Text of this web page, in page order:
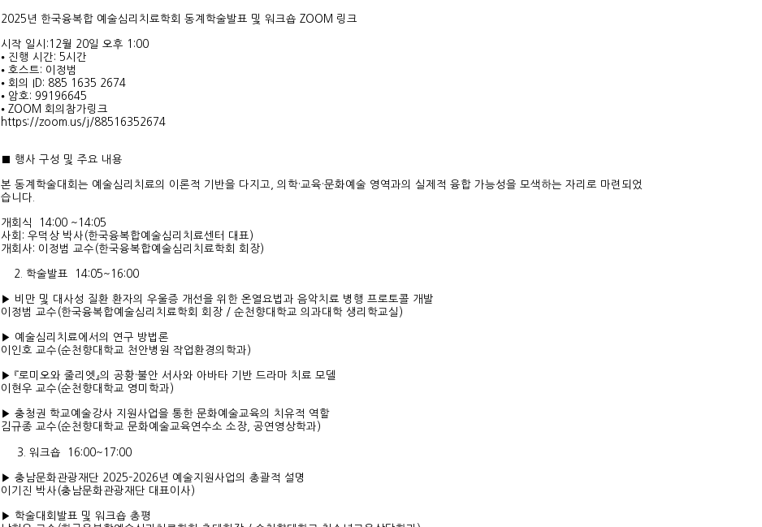
2025년 한국융복합 예술심리치료학회 동계학술발표 및 워크숍 ZOOM 링크
시작 일시:12월 20일 오후 1:00
⦁ 진행 시간: 5시간
⦁ 호스트: 이정범
⦁ 회의 ID: 885 1635 2674
⦁ 암호: 99196645
⦁ ZOOM 회의참가링크
https://zoom.us/j/88516352674
■ 행사 구성 및 주요 내용
본 동계학술대회는 예술심리치료의 이론적 기반을 다지고, 의학·교육·문화예술 영역과의 실제적 융합 가능성을 모색하는 자리로 마련되었
습니다.
개회식 14:00 ~14:05
사회: 우덕상 박사(한국융복합예술심리치료센터 대표)
개회사: 이정범 교수(한국융복합예술심리치료학회 회장)
2. 학술발표 14:05~16:00
▶ 비만 및 대사성 질환 환자의 우울증 개선을 위한 온열요법과 음악치료 병행 프로토콜 개발
이정범 교수(한국융복합예술심리치료학회 회장 / 순천향대학교 의과대학 생리학교실)
▶ 예술심리치료에서의 연구 방법론
이인호 교수(순천향대학교 천안병원 작업환경의학과)
▶ 『로미오와 줄리엣』의 공황·불안 서사와 아바타 기반 드라마 치료 모델
이현우 교수(순천향대학교 영미학과)
▶ 충청권 학교예술강사 지원사업을 통한 문화예술교육의 치유적 역할
김규종 교수(순천향대학교 문화예술교육연수소 소장, 공연영상학과)
3. 워크숍 16:00~17:00
▶ 충남문화관광재단 2025–2026년 예술지원사업의 총괄적 설명
이기진 박사(충남문화관광재단 대표이사)
▶ 학술대회발표 및 워크숍 총평